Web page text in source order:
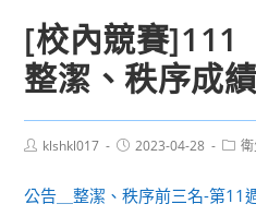
[校內競賽]111
整潔、秩序成
Postklshkl017
Post2023-04-28
Post
公告＿整潔、秩序前三名-第11